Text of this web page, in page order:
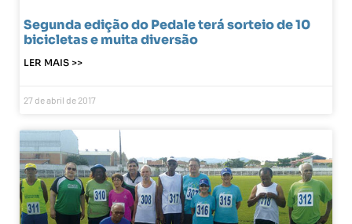
Segunda edição do Pedale terá sorteio de 10
bicicletas e muita diversão
LER MAIS >>
27 de abril de 2017